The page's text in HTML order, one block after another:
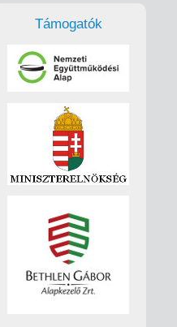
Támogatók